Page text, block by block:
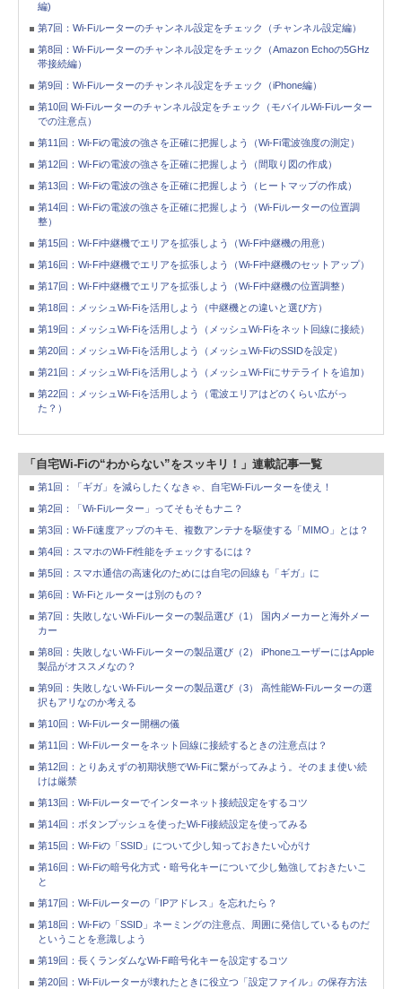
編)
第7回：Wi-Fiルーターのチャンネル設定をチェック（チャンネル設定編）
第8回：Wi-Fiルーターのチャンネル設定をチェック（Amazon Echoの5GHz
帯接続編）
第9回：Wi-Fiルーターのチャンネル設定をチェック（iPhone編）
第10回 Wi-Fiルーターのチャンネル設定をチェック（モバイルWi-Fiルーター
での注意点）
第11回：Wi-Fiの電波の強さを正確に把握しよう（Wi-Fi電波強度の測定）
第12回：Wi-Fiの電波の強さを正確に把握しよう（間取り図の作成）
第13回：Wi-Fiの電波の強さを正確に把握しよう（ヒートマップの作成）
第14回：Wi-Fiの電波の強さを正確に把握しよう（Wi-Fiルーターの位置調
整）
第15回：Wi-Fi中継機でエリアを拡張しよう（Wi-Fi中継機の用意）
第16回：Wi-Fi中継機でエリアを拡張しよう（Wi-Fi中継機のセットアップ）
第17回：Wi-Fi中継機でエリアを拡張しよう（Wi-Fi中継機の位置調整）
第18回：メッシュWi-Fiを活用しよう（中継機との違いと選び方）
第19回：メッシュWi-Fiを活用しよう（メッシュWi-Fiをネット回線に接続）
第20回：メッシュWi-Fiを活用しよう（メッシュWi-FiのSSIDを設定）
第21回：メッシュWi-Fiを活用しよう（メッシュWi-Fiにサテライトを追加）
第22回：メッシュWi-Fiを活用しよう（電波エリアはどのくらい広がっ
た？）
「自宅Wi-Fiの“わからない”をスッキリ！」連載記事一覧
第1回：「ギガ」を減らしたくなきゃ、自宅Wi-Fiルーターを使え！
第2回：「Wi-Fiルーター」ってそもそもナニ？
第3回：Wi-Fi速度アップのキモ、複数アンテナを駆使する「MIMO」とは？
第4回：スマホのWi-Fi性能をチェックするには？
第5回：スマホ通信の高速化のためには自宅の回線も「ギガ」に
第6回：Wi-Fiとルーターは別のもの？
第7回：失敗しないWi-Fiルーターの製品選び（1） 国内メーカーと海外メー
カー
第8回：失敗しないWi-Fiルーターの製品選び（2） iPhoneユーザーにはApple
製品がオススメなの？
第9回：失敗しないWi-Fiルーターの製品選び（3） 高性能Wi-Fiルーターの選
択もアリなのか考える
第10回：Wi-Fiルーター開梱の儀
第11回：Wi-Fiルーターをネット回線に接続するときの注意点は？
第12回：とりあえずの初期状態でWi-Fiに繋がってみよう。そのまま使い続
けは厳禁
第13回：Wi-Fiルーターでインターネット接続設定をするコツ
第14回：ボタンプッシュを使ったWi-Fi接続設定を使ってみる
第15回：Wi-Fiの「SSID」について少し知っておきたい心がけ
第16回：Wi-Fiの暗号化方式・暗号化キーについて少し勉強しておきたいこ
と
第17回：Wi-Fiルーターの「IPアドレス」を忘れたら？
第18回：Wi-Fiの「SSID」ネーミングの注意点、周囲に発信しているものだ
ということを意識しよう
第19回：長くランダムなWi-Fi暗号化キーを設定するコツ
第20回：Wi-Fiルーターが壊れたときに役立つ「設定ファイル」の保存方法